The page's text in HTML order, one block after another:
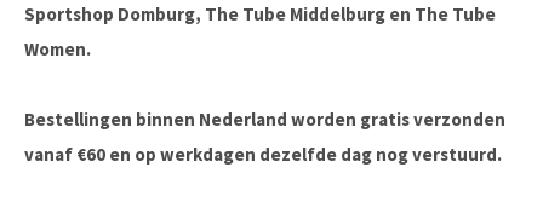
Sportshop Domburg, The Tube Middelburg en The Tube
Women.
Bestellingen binnen Nederland worden gratis verzonden
vanaf €60 en op werkdagen dezelfde dag nog verstuurd.